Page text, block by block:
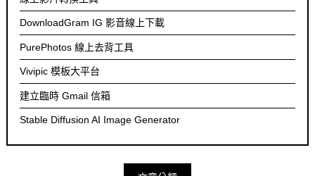
DownloadGram IG 影音線上下載
PurePhotos 線上去背工具
Vivipic 模板大平台
建立臨時 Gmail 信箱
Stable Diffusion AI Image Generator